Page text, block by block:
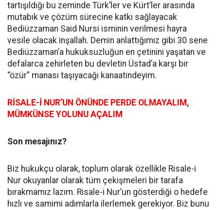
tartışıldığı bu zeminde Türk’ler ve Kürt’ler arasında
mutabık ve çözüm sürecine katkı sağlayacak
Bediüzzaman Said Nursi isminin verilmesi hayra
vesile olacak inşallah. Demin anlattığımız gibi 30 sene
Bediüzzaman’a hukuksuzluğun en çetinini yaşatan ve
defalarca zehirleten bu devletin Üstad’a karşı bir
“özür” manası taşıyacağı kanaatindeyim.
RİSALE-İ NUR’UN ÖNÜNDE PERDE OLMAYALIM,
MÜMKÜNSE YOLUNU AÇALIM
Son mesajınız?
Biz hukukçu olarak, toplum olarak özellikle Risale-i
Nur okuyanlar olarak tüm çekişmeleri bir tarafa
bırakmamız lazım. Risale-i Nur’un gösterdiği o hedefe
hızlı ve samimi adımlarla ilerlemek gerekiyor. Biz bunu